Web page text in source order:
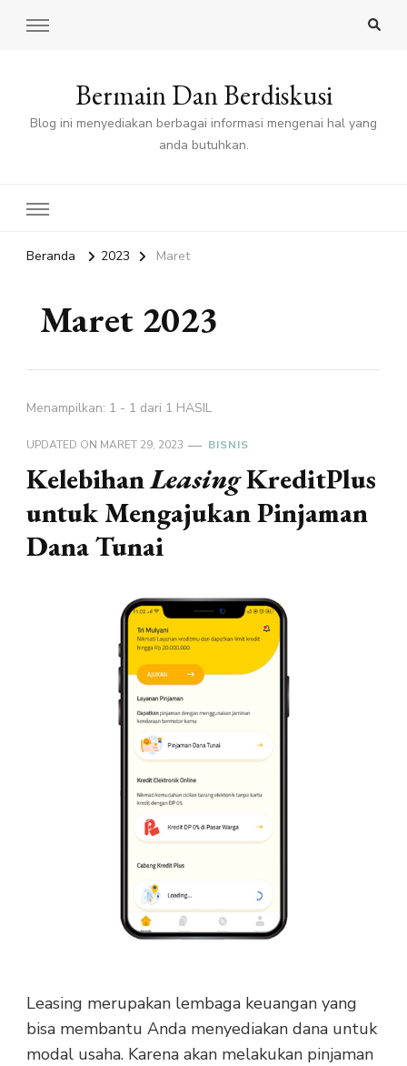
Bermain Dan Berdiskusi
Blog ini menyediakan berbagai informasi mengenai hal yang
anda butuhkan.
Beranda 2023 Maret
Maret 2023
Menampilkan: 1 - 1 dari 1 HASIL
UPDATED ON MARET 29, 2023 BISNIS
KelebihanLeasingKreditPlus
untuk Mengajukan Pinjaman
Dana Tunai
Leasing merupakan lembaga keuangan yang
bisa membantu Anda menyediakan dana untuk
modal usaha. Karena akan melakukan pinjaman